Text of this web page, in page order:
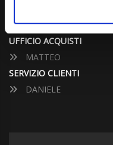
ALESSANDRO
UFFICIO ACQUISTI
MATTEO
SERVIZIO CLIENTI
DANIELE